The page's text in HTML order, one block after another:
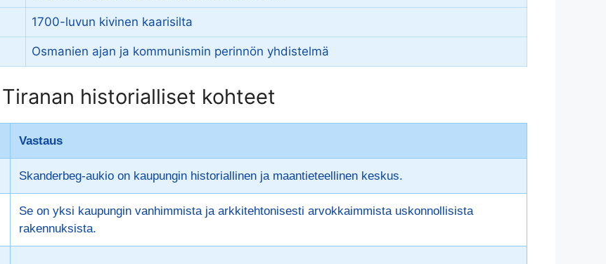
1700-luvun kivinen kaarisilta
Osmanien ajan ja kommunismin perinnön yhdistelmä
historialliset kohteet
Vastaus
Skanderbeg-aukio on kaupungin historiallinen ja maantieteellinen keskus.
Se on yksi kaupungin vanhimmista ja arkkitehtonisesti arvokkaimmista uskonnollisista
rakennuksista.